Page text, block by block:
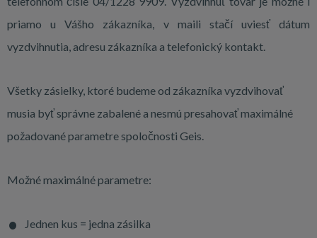
priamo u Vášho zákazníka, v maili stačí uviesť dátum
vyzdvihnutia, adresu zákazníka a telefonický kontakt.
Všetky zásielky, ktoré budeme od zákazníka vyzdvihovať
musia byť správne zabalené a nesmú presahovať maximálné
požadované parametre spoločnosti Geis.
Možné maximálné parametre:
Jednen kus = jedna zásilka